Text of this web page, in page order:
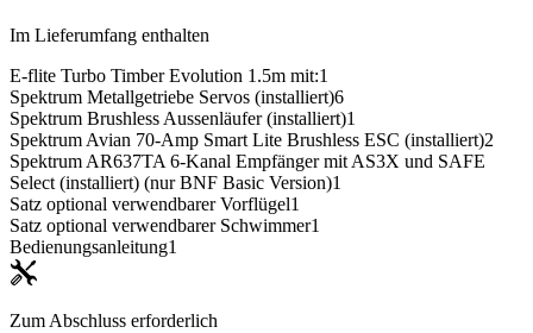
Im Lieferumfang enthalten
E-flite Turbo Timber Evolution 1.5m mit:1
Spektrum Metallgetriebe Servos (installiert)6
Spektrum Brushless Aussenläufer (installiert)1
Spektrum Avian 70-Amp Smart Lite Brushless ESC (installiert)2
Spektrum AR637TA 6-Kanal Empfänger mit AS3X und SAFE
Select (installiert) (nur BNF Basic Version)1
Satz optional verwendbarer Vorflügel1
Satz optional verwendbarer Schwimmer1
Bedienungsanleitung1
Zum Abschluss erforderlich